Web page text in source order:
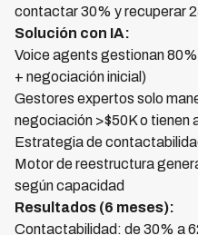
contactar 30% y recuperar
Solución con IA:
Voice agents gestionan
+ negociación inicial)
Gestores expertos solo
negociación >$50K o tienen
Estrategia de
Motor de reestructura
según capacidad
Resultados (6 meses):
Contactabilidad: de 30% a